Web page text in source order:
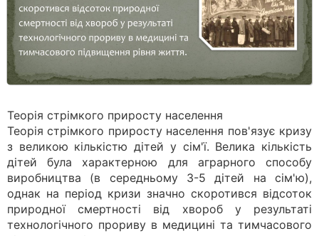
Теорія стрімкого приросту населення
Теорія стрімкого приросту населення пов'язує кризу
з великою кількістю дітей у сім'ї. Велика кількість
дітей була характерною для аграрного способу
виробництва (в середньому 3-5 дітей на сім'ю),
однак на період кризи значно скоротився відсоток
природної смертності від хвороб у результаті
технологічного прориву в медицині та тимчасового